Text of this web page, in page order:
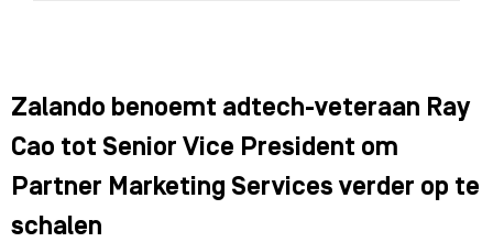
Zalando benoemt adtech-veteraan Ray
Cao tot Senior Vice President om
Partner Marketing Services verder op te
schalen